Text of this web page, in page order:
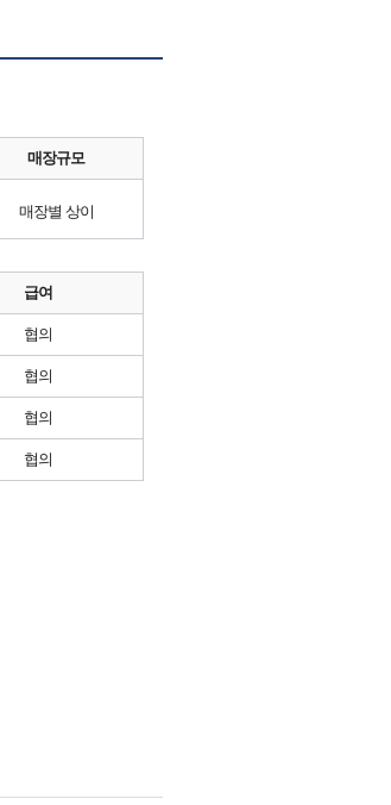
매장규모
매장별 상이
급여
협의
협의
협의
협의